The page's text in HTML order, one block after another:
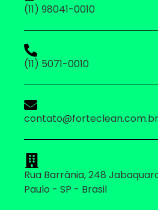
(11) 98041-0010
(11) 5071-0010
contato@forteclean.com.br
Rua Barrânia, 248
Paulo - SP - Brasil